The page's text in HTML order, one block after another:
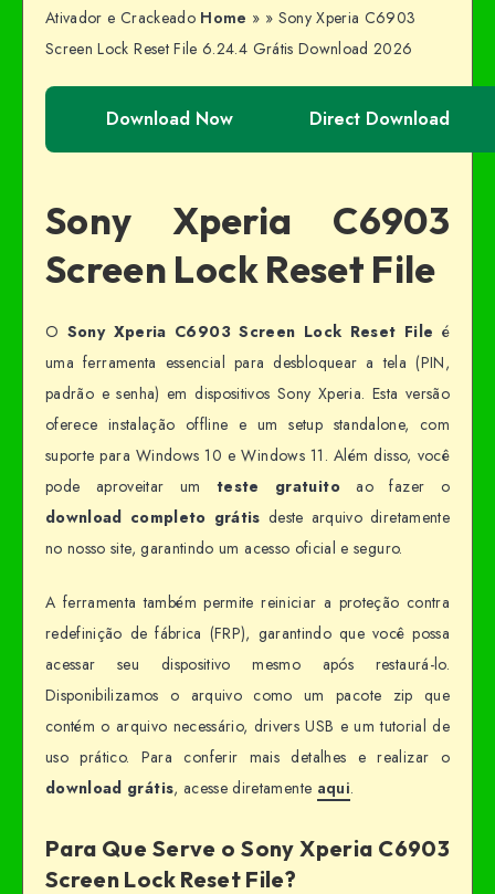
Ativador e Crackeado Home » » Sony Xperia C6903
Screen Lock Reset File 6.24.4 Grátis Download 2026
Download Now Direct Download
Sony Xperia C6903
Screen Lock Reset File
O Sony Xperia C6903 Screen Lock Reset File é
uma ferramenta essencial para desbloquear a tela (PIN,
padrão e senha) em dispositivos Sony Xperia. Esta versão
oferece instalação offline e um setup standalone, com
suporte para Windows 10 e Windows 11. Além disso, você
pode aproveitar um teste gratuitoao fazer o
download completo grátis deste arquivo diretamente
no nosso site, garantindo um acesso oficial e seguro.
A ferramenta também permite reiniciar a proteção contra
redefinição de fábrica (FRP), garantindo que você possa
acessar seu dispositivo mesmo após restaurá-lo.
Disponibilizamos o arquivo como um pacote zip que
contém o arquivo necessário, drivers USB e um tutorial de
uso prático. Para conferir mais detalhes e realizar o
download grátis, acesse diretamente aqui.
Para Que Serve o Sony Xperia C6903
Screen Lock Reset File?